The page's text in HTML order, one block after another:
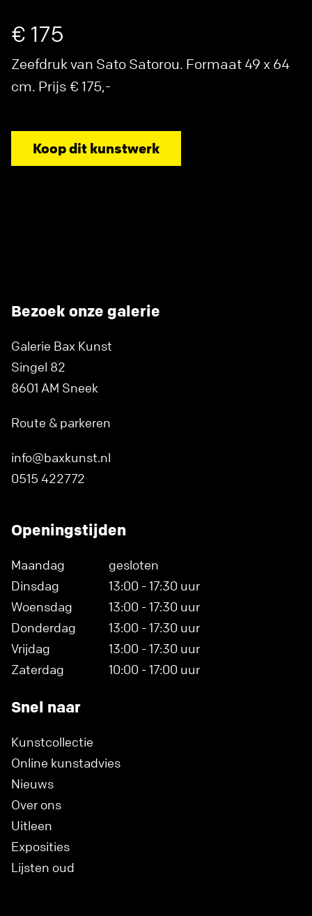
€ 175
Zeefdruk van Sato Satorou. Formaat 49 x 64
cm. Prijs € 175,-
Koop dit kunstwerk
Bezoek onze galerie
Galerie Bax Kunst
Singel 82
8601 AM Sneek
Route & parkeren
info@baxkunst.nl
0515 422772
Openingstijden
Maandag
gesloten
Dinsdag
13:00 - 17:30 uur
Woensdag
13:00 - 17:30 uur
Donderdag
13:00 - 17:30 uur
Vrijdag
13:00 - 17:30 uur
Zaterdag
10:00 - 17:00 uur
Snel naar
Kunstcollectie
Online kunstadvies
Nieuws
Over ons
Uitleen
Exposities
Lijsten oud